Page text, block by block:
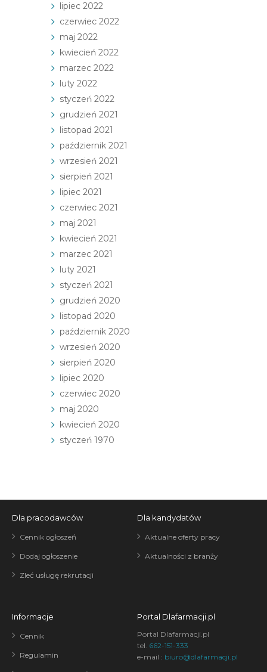
lipiec 2022
czerwiec 2022
maj 2022
kwiecień 2022
marzec 2022
luty 2022
styczeń 2022
grudzień 2021
listopad 2021
październik 2021
wrzesień 2021
sierpień 2021
lipiec 2021
czerwiec 2021
maj 2021
kwiecień 2021
marzec 2021
luty 2021
styczeń 2021
grudzień 2020
listopad 2020
październik 2020
wrzesień 2020
sierpień 2020
lipiec 2020
czerwiec 2020
maj 2020
kwiecień 2020
styczeń 1970
Dla pracodawców
Cennik ogłoszeń
Dodaj ogłoszenie
Zleć usługę rekrutacji
Dla kandydatów
Aktualne oferty pracy
Aktualności z branży
Informacje
Cennik
Regulamin
Portal Dlafarmacji.pl
Portal Dlafarmacji.pl
tel. 662-151-333
e-mail : biuro@dlafarmacji.pl